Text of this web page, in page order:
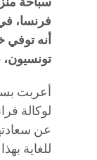
أنه توفي
تونسيون،
أعربت
عن
للغاية